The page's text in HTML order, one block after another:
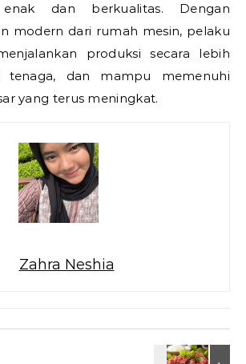
dan berkualitas. Dengan
modern dari rumah mesin, pelaku
produksi secara lebih
tenaga, dan mampu memenuhi
yang terus meningkat.
Zahra Neshia